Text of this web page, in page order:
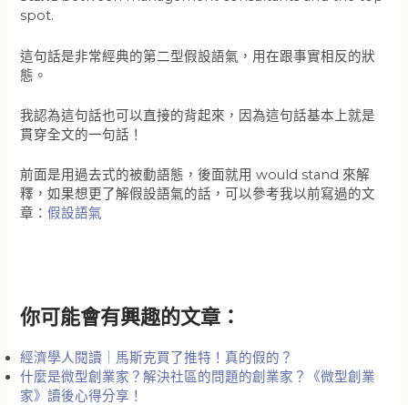
spot.
這句話是非常經典的第二型假設語氣，用在跟事實相反的狀
態。
我認為這句話也可以直接的背起來，因為這句話基本上就是
貫穿全文的一句話！
前面是用過去式的被動語態，後面就用 would stand 來解
釋，如果想更了解假設語氣的話，可以參考我以前寫過的文
章：假設語氣
你可能會有興趣的文章：
經濟學人閱讀｜馬斯克買了推特！真的假的？
什麼是微型創業家？解決社區的問題的創業家？《微型創業
家》讀後心得分享！